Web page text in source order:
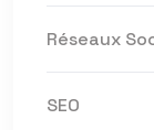
Réseaux
SEO